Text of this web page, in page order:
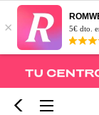
× 5€ dto.